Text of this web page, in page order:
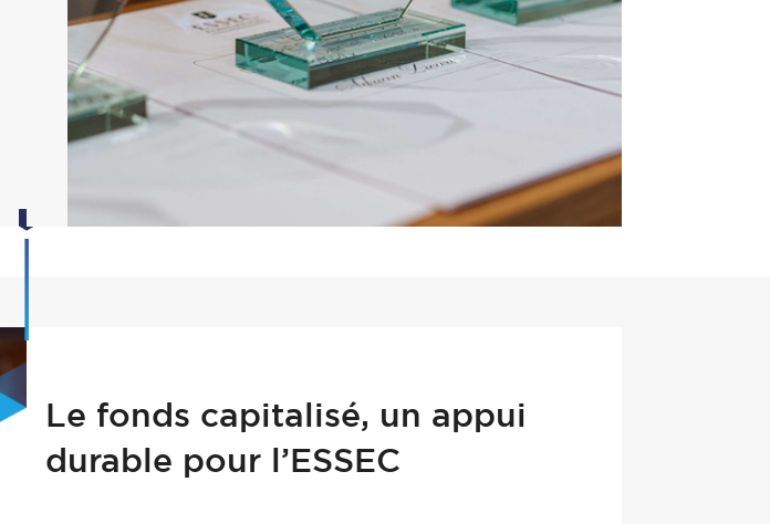
Le fonds capitalisé, un appui
durable pour l’ESSEC